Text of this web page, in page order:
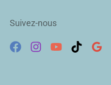
Suivez-nous